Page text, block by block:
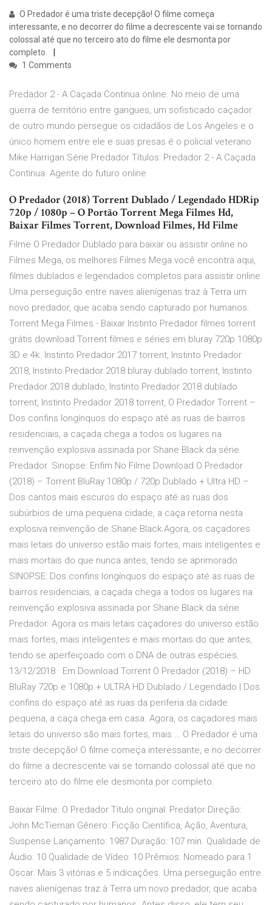
O Predador é uma triste decepção! O filme começa
interessante, e no decorrer do filme a decrescente vai se tornando
colossal até que no terceiro ato do filme ele desmonta por
completo.
1 Comments
Predador 2 - A Caçada Continua online. No meio de uma
guerra de território entre gangues, um sofisticado caçador
de outro mundo persegue os cidadãos de Los Angeles e o
único homem entre ele e suas presas é o policial veterano
Mike Harrigan.Série Predador Títulos: Predador 2 - A Caçada
Continua. Agente do futuro online
O Predador (2018) Torrent Dublado / Legendado HDRip
720p / 1080p – O Portão Torrent Mega Filmes Hd,
Baixar Filmes Torrent, Download Filmes, Hd Filme
Filme O Predador Dublado para baixar ou assistir online no
Filmes Mega, os melhores Filmes Mega você encontra aqui,
filmes dublados e legendados completos para assistir online.
Uma perseguição entre naves alienígenas traz à Terra um
novo predador, que acaba sendo capturado por humanos.
Torrent Mega Filmes - Baixar Instinto Predador filmes torrent
grátis download Torrent filmes e séries em bluray 720p 1080p
3D e 4k. Instinto Predador 2017 torrent, Instinto Predador
2018, Instinto Predador 2018 bluray dublado torrent, Instinto
Predador 2018 dublado, Instinto Predador 2018 dublado
torrent, Instinto Predador 2018 torrent, O Predador Torrent –
Dos confins longínquos do espaço até as ruas de bairros
residenciais, a caçada chega a todos os lugares na
reinvenção explosiva assinada por Shane Black da série
Predador. Sinopse: Enfim No Filme Download O Predador
(2018) – Torrent BluRay 1080p / 720p Dublado + Ultra HD –
Dos cantos mais escuros do espaço até as ruas dos
subúrbios de uma pequena cidade, a caça retorna nesta
explosiva reinvenção de Shane Black.Agora, os caçadores
mais letais do universo estão mais fortes, mais inteligentes e
mais mortais do que nunca antes, tendo se aprimorado
SINOPSE: Dos confins longínquos do espaço até as ruas de
bairros residenciais, a caçada chega a todos os lugares na
reinvenção explosiva assinada por Shane Black da série
Predador. Agora os mais letais caçadores do universo estão
mais fortes, mais inteligentes e mais mortais do que antes,
tendo se aperfeiçoado com o DNA de outras espécies.
13/12/2018 · Em Download Torrent O Predador (2018) – HD
BluRay 720p e 1080p + ULTRA HD Dublado / Legendado | Dos
confins do espaço até as ruas da periferia da cidade
pequena, a caça chega em casa. Agora, os caçadores mais
letais do universo são mais fortes, mais … O Predador é uma
triste decepção! O filme começa interessante, e no decorrer
do filme a decrescente vai se tornando colossal até que no
terceiro ato do filme ele desmonta por completo.
Baixar Filme: O Predador Título original: Predator Direção:
John McTiernan Gênero: Ficção Científica, Ação, Aventura,
Suspense Lançamento: 1987 Duração: 107 min. Qualidade de
Áudio: 10 Qualidade de Vídeo: 10 Prêmios: Nomeado para 1
Oscar. Mais 3 vitórias e 5 indicações. Uma perseguição entre
naves alienígenas traz à Terra um novo predador, que acaba